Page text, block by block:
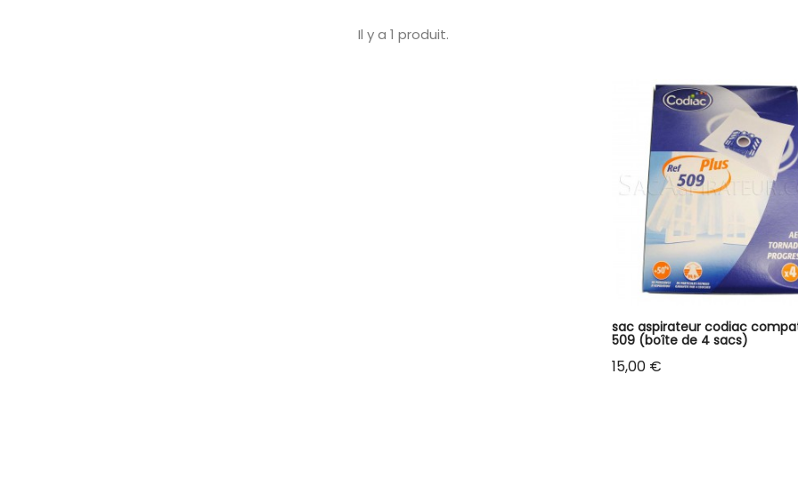
Il y a 1 produit.
sac aspirateur codiac
509 (boîte de 4 sacs)
Prix
15,00 €